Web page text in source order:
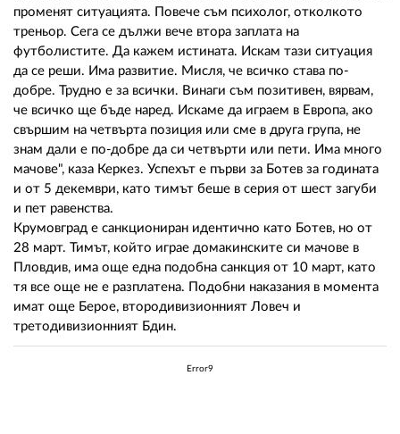
променят ситуацията. Повече съм психолог, отколкото
треньор. Сега се дължи вече втора заплата на
футболистите. Да кажем истината. Искам тази ситуация
да се реши. Има развитие. Мисля, че всичко става по-
добре. Трудно е за всички. Винаги съм позитивен, вярвам,
че всичко ще бъде наред. Искаме да играем в Европа, ако
свършим на четвърта позиция или сме в друга група, не
знам дали е по-добре да си четвърти или пети. Има много
мачове", каза Керкез. Успехът е първи за Ботев за годината
и от 5 декември, като тимът беше в серия от шест загуби
и пет равенства.
Крумовград е санкциониран идентично като Ботев, но от
28 март. Тимът, който играе домакинските си мачове в
Пловдив, има още една подобна санкция от 10 март, като
тя все още не е разплатена. Подобни наказания в момента
имат още Берое, втородивизионният Ловеч и
третодивизионният Бдин.
Error9